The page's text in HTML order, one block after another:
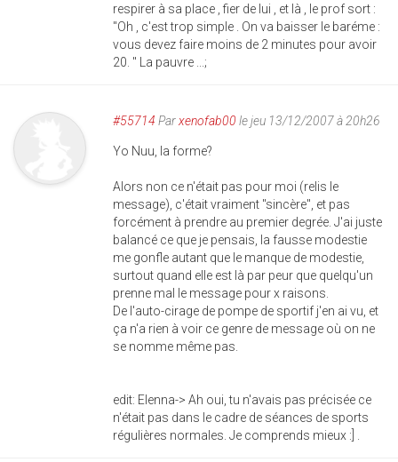
respirer à sa place , fier de lui , et là , le prof sort :
"Oh , c'est trop simple . On va baisser le baréme :
vous devez faire moins de 2 minutes pour avoir
20. " La pauvre ...;
#55714 Parxenofab00 le jeu 13/12/2007 à 20h26
Yo Nuu, la forme?
Alors non ce n'était pas pour moi (relis le
message), c'était vraiment "sincère", et pas
forcément à prendre au premier degrée. J'ai juste
balancé ce que je pensais, la fausse modestie
me gonfle autant que le manque de modestie,
surtout quand elle est là par peur que quelqu'un
prenne mal le message pour x raisons.
De l'auto-cirage de pompe de sportif j'en ai vu, et
ça n'a rien à voir ce genre de message où on ne
se nomme même pas.
edit: Elenna-> Ah oui, tu n'avais pas précisée ce
n'était pas dans le cadre de séances de sports
régulières normales. Je comprends mieux :] .